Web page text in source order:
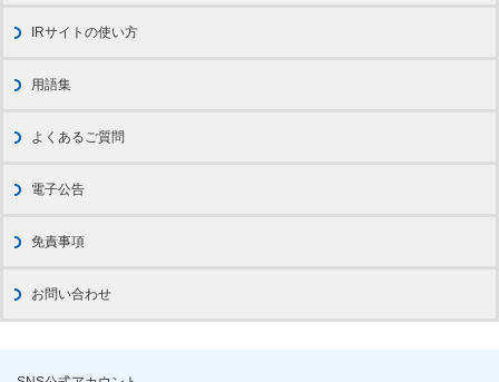
IRサイトの使い方
用語集
よくあるご質問
電子公告
免責事項
お問い合わせ